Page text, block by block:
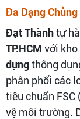
Đa Dạng
Đạt Thànhtự
TP.HCM với
dựngthông
phân phối các
tiêu chuẩn FSC
vệ môi trường.